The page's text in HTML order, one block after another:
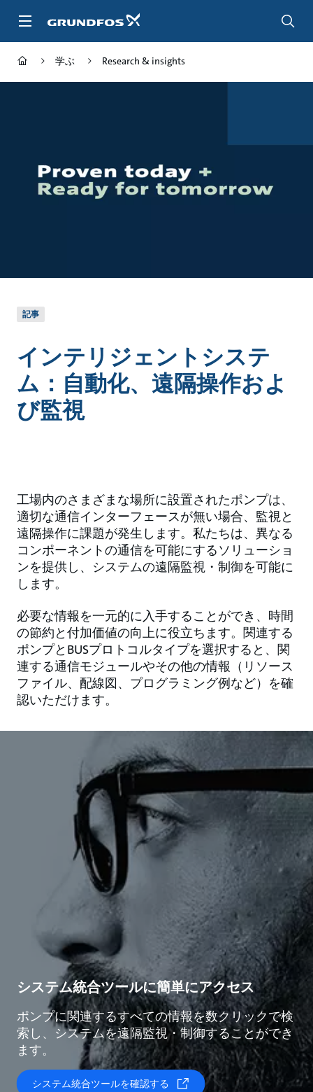
テ
学ぶ Research & insights
記事
インテリジェントシステ
ム：自動化、遠隔操作およ
び監視
工場内のさまざまな場所に設置されたポンプは、
適切な通信インターフェースが無い場合、監視と
遠隔操作に課題が発生します。私たちは、異なる
コンポーネントの通信を可能にするソリューショ
ンを提供し、システムの遠隔監視・制御を可能に
します。
必要な情報を一元的に入手することができ、時間
の節約と付加価値の向上に役立ちます。関連する
ポンプとBUSプロトコルタイプを選択すると、関
連する通信モジュールやその他の情報（リソース
ファイル、配線図、プログラミング例など）を確
認いただけます。
システム統合ツールに簡単にアクセス
ポンプに関連するすべての情報を数クリックで検
索し、システムを遠隔監視・制御することができ
ます。
システム統合ツールを確認する